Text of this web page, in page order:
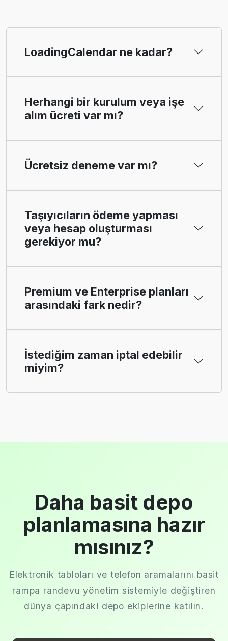
LoadingCalendar ne kadar?
Herhangi bir kurulum veya işe
alım ücreti var mı?
Ücretsiz deneme var mı?
Taşıyıcıların ödeme yapması
veya hesap oluşturması
gerekiyor mu?
Premium ve Enterprise planları
arasındaki fark nedir?
İstediğim zaman iptal edebilir
miyim?
Daha basit depo
planlamasına hazır
mısınız?
Elektronik tabloları ve telefon aramalarını basit
rampa randevu yönetim sistemiyle değiştiren
dünya çapındaki depo ekiplerine katılın.